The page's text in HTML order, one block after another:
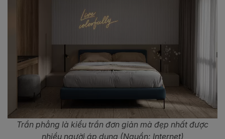
Trần phẳng là kiểu trần đơn giản mà đẹp nhất được
nhiều người áp dụng (Nguồn: Internet)